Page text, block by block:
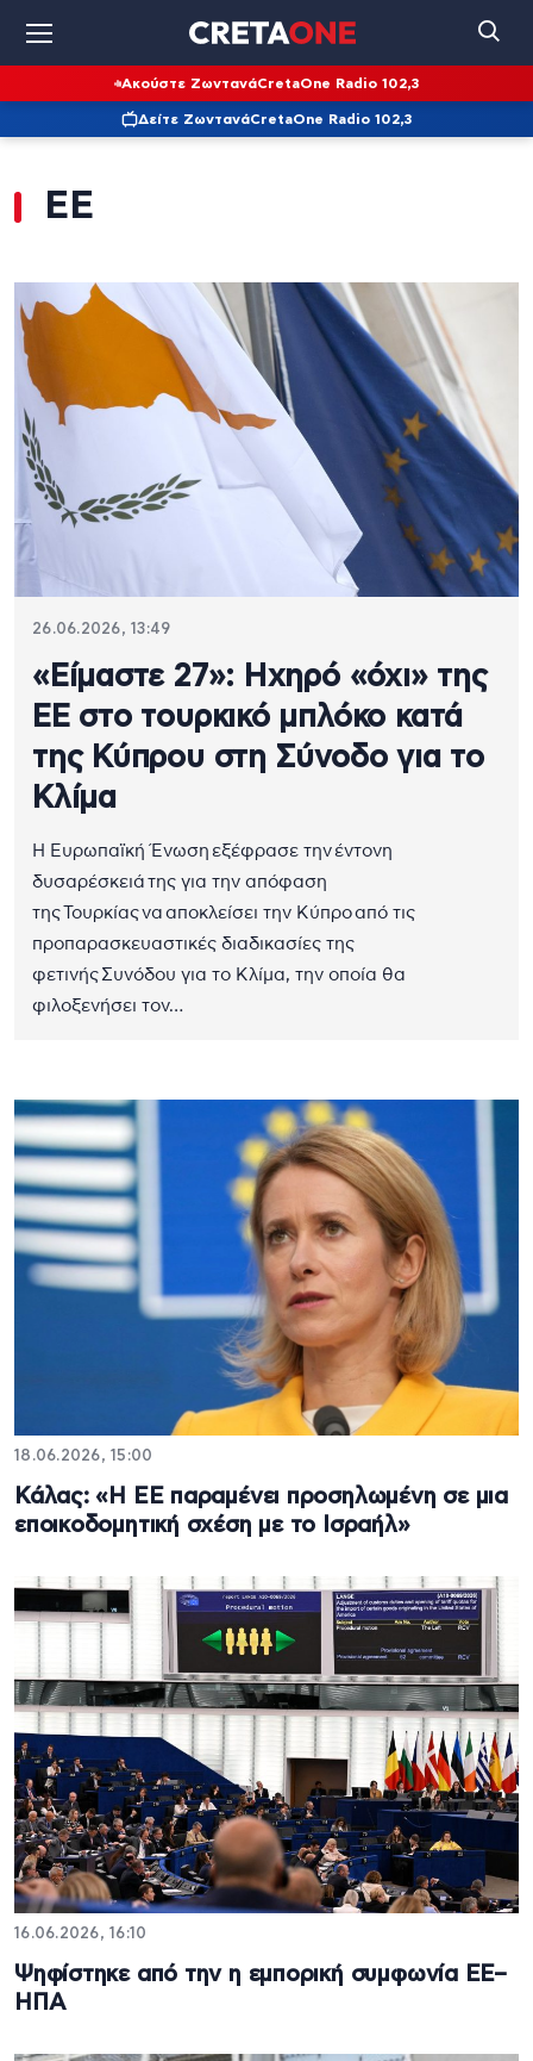
Ακούστε ΖωντανάCretaOne Radio 102,3
Δείτε ΖωντανάCretaOne Radio 102,3
ΕΕ
26.06.2026, 13:49
«Είμαστε 27»: Ηχηρό «όχι» της
ΕΕ στο τουρκικό μπλόκο κατά
της Κύπρου στη Σύνοδο για το
Κλίμα
Η Ευρωπαϊκή Ένωση εξέφρασε την έντονη
δυσαρέσκειά της για την απόφαση
της Τουρκίας να αποκλείσει την Κύπρο από τις
προπαρασκευαστικές διαδικασίες της
φετινής Συνόδου για το Κλίμα, την οποία θα
φιλοξενήσει τον…
18.06.2026, 15:00
Κάλας: «Η ΕΕ παραμένει προσηλωμένη σε μια
εποικοδομητική σχέση με το Ισραήλ»
16.06.2026, 16:10
Ψηφίστηκε από την η εμπορική συμφωνία ΕΕ–
ΗΠΑ